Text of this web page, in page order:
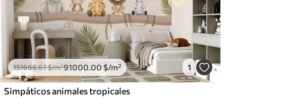
151666.67$/m²91000.00 $/m² 1
Simpáticos animales tropicales